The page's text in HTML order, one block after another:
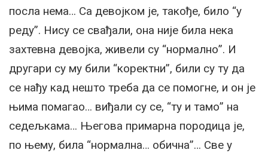
посла нема… Са девојком је, такође, било “у
реду”. Нису се свађали, она није била нека
захтевна девојка, живели су “нормално”. И
другари су му били “коректни”, били су ту да
се нађу кад нешто треба да се помогне, и он је
њима помагао… виђали су се, “ту и тамо” на
седељкама… Његова примарна породица је,
по њему, била “нормална… обична”… Све у